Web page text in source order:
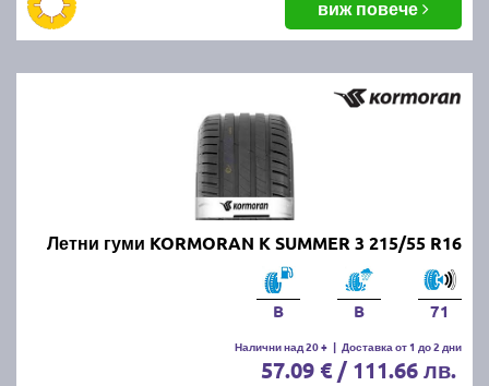
виж повече
Летни гуми KORMORAN K SUMMER 3 215/55 R16
B B 71
Налични над 20 + | Доставка от 1 до 2 дни
57.09 € / 111.66 лв.